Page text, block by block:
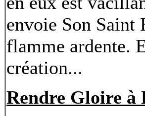
envoie Son Saint
flamme ardente.
création...
Rendre Gloire à